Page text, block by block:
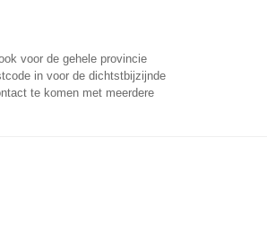
voor de gehele provincie
in voor de dichtstbijzijnde
te komen met meerdere